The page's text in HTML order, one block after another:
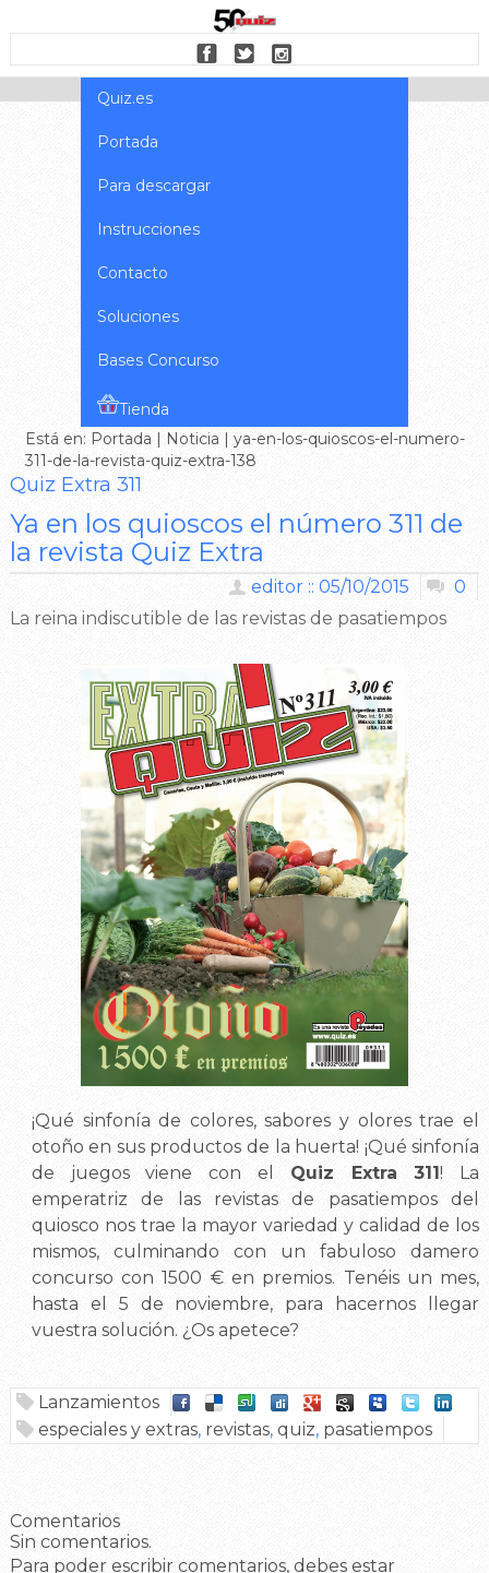
Quiz.es
Portada
Para descargar
Instrucciones
Contacto
Soluciones
Bases Concurso
Tienda
Está en: Portada | Noticia | ya-en-los-quioscos-el-numero-
311-de-la-revista-quiz-extra-138
Quiz Extra 311
Ya en los quioscos el número 311 de
la revista Quiz Extra
0
editor :: 05/10/2015
La reina indiscutible de las revistas de pasatiempos
¡Qué sinfonía de colores, sabores y olores trae el
otoño en sus productos de la huerta! ¡Qué sinfonía
de juegos viene con el Quiz Extra 311! La
emperatriz de las revistas de pasatiempos del
quiosco nos trae la mayor variedad y calidad de los
mismos, culminando con un fabuloso damero
concurso con 1500 € en premios. Tenéis un mes,
hasta el 5 de noviembre, para hacernos llegar
vuestra solución. ¿Os apetece?
Lanzamientos
especiales y extras, revistas, quiz, pasatiempos
Comentarios
Sin comentarios.
Para poder escribir comentarios, debes estar